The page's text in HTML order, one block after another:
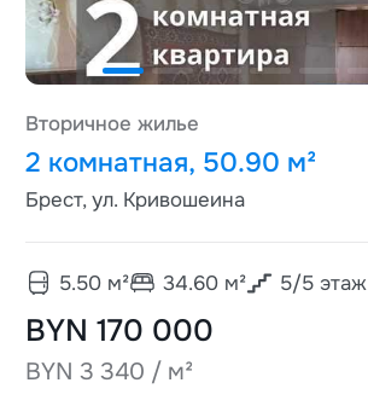
Вторичное жилье
2 комнатная, 50.90 м²
Брест, ул. Кривошеина
5.50м² 34.60м² 5/5этаж
BYN 170 000
BYN 3 340 / м²